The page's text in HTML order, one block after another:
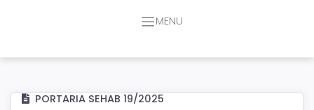
MENU
PORTARIA SEHAB 19/2025